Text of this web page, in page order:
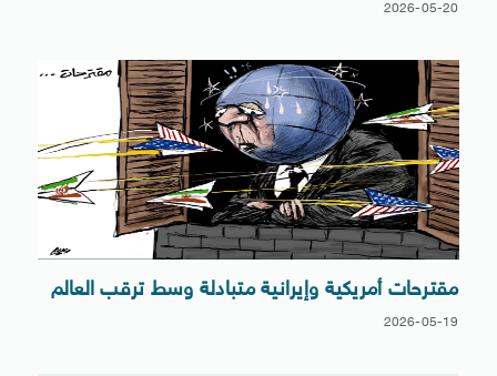
2026-05-20
مقترحات أمريكية وإيرانية متبادلة وسط ترقب العالم
2026-05-19